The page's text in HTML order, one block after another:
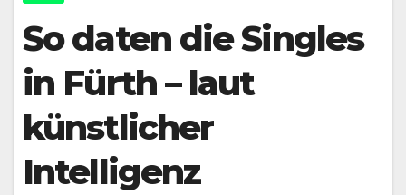
So daten die Singles
in Fürth – laut
künstlicher
Intelligenz